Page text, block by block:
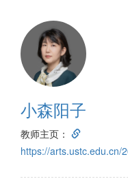
小森阳子
教师主页：
https://arts.ustc.edu.cn/